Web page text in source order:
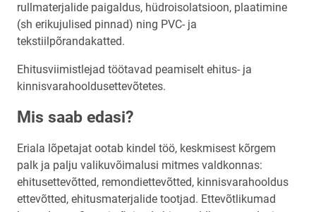
rullmaterjalide paigaldus, hüdroisolatsioon, plaatimine
(sh erikujulised pinnad) ning PVC- ja
tekstiilpõrandakatted.
Ehitusviimistlejad töötavad peamiselt ehitus- ja
kinnisvarahooldusettevõtetes.
Mis saab edasi?
Eriala lõpetajat ootab kindel töö, keskmisest kõrgem
palk ja palju valikuvõimalusi mitmes valdkonnas:
ehitusettevõtted, remondiettevõtted, kinnisvarahooldus
ettevõtted, ehitusmaterjalide tootjad. Ettevõtlikumad